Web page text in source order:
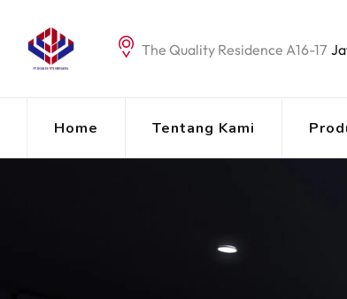
content
The Quality Residence A16-17
Home Tentang Kami